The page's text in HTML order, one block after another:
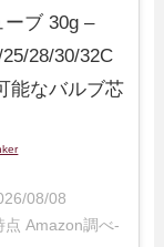
ーブ 30g –
28/30/32C
能なバルブ芯
08/08
点 Amazon調べ-